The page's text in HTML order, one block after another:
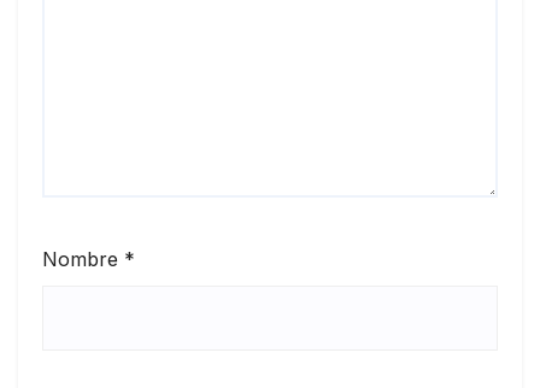
Nombre *